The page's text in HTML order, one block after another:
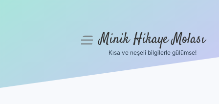
menüyüMinik Hikaye Molası
Kısa ve neşeli bilgilerle gülümse!